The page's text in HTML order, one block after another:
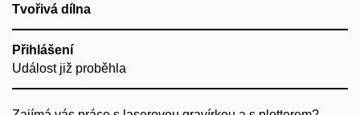
Tvořivá dílna
Přihlášení
Událost již proběhla